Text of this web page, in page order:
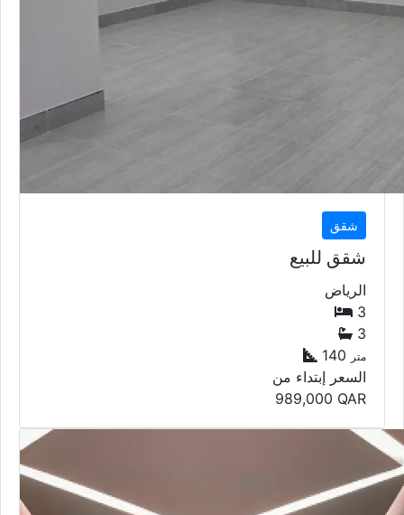
شقق
شقق للبيع
الرياض
3
3
140
متر
السعر إبتداء من
989,000 QAR